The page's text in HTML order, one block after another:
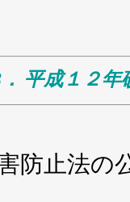
平成１２年
防止法の